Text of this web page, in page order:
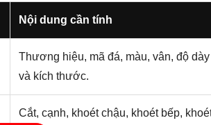
Nội dung cần tính
Thương hiệu, mã đá, màu, vân, độ dày
và kích thước.
Cắt, cạnh, khoét chậu, khoét bếp,